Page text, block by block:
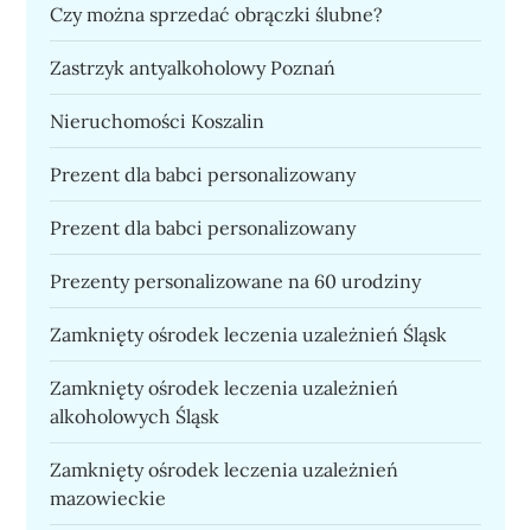
Czy można sprzedać obrączki ślubne?
Zastrzyk antyalkoholowy Poznań
Nieruchomości Koszalin
Prezent dla babci personalizowany
Prezent dla babci personalizowany
Prezenty personalizowane na 60 urodziny
Zamknięty ośrodek leczenia uzależnień Śląsk
Zamknięty ośrodek leczenia uzależnień
alkoholowych Śląsk
Zamknięty ośrodek leczenia uzależnień
mazowieckie